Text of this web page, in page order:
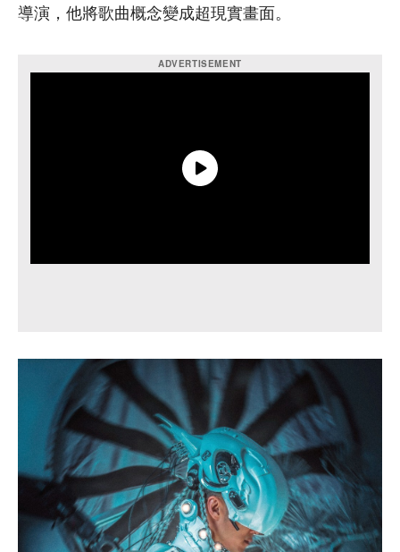
導演，他將歌曲概念變成超現實畫面。